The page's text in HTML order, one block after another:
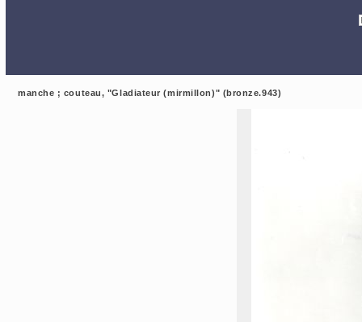
manche ; couteau, "Gladiateur (mirmillon)" (bronze.943)